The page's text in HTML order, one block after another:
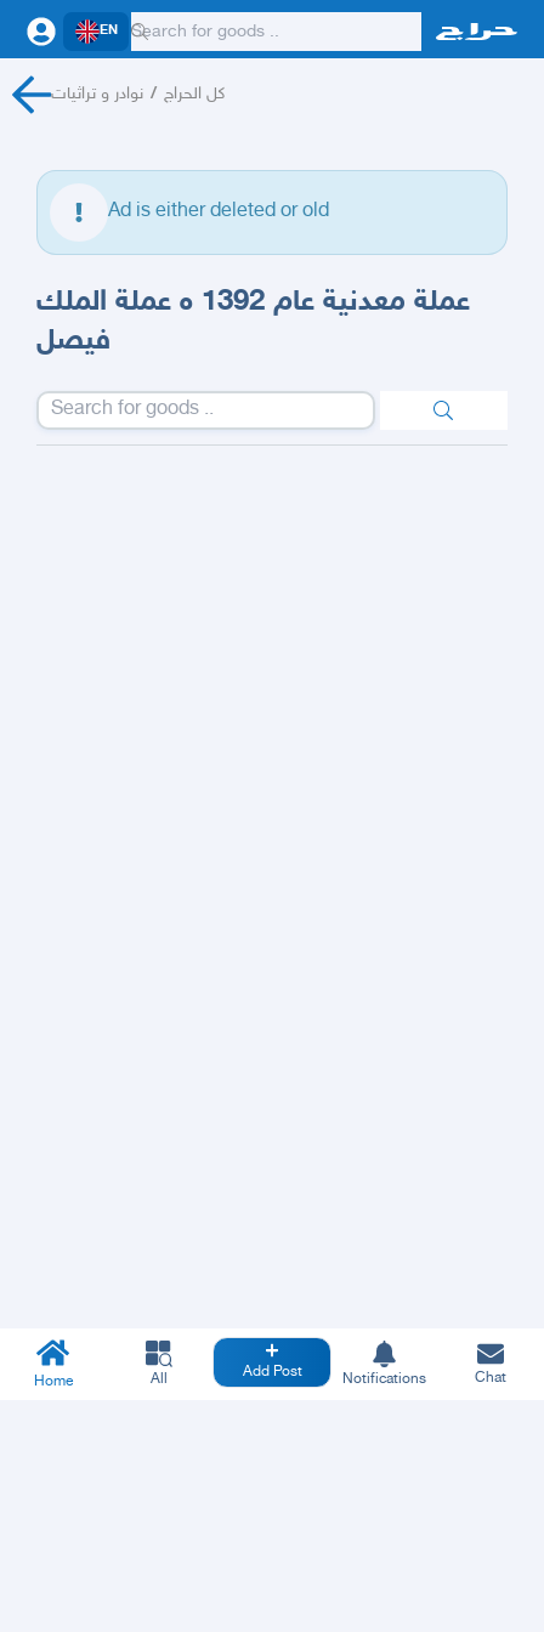
EN
نوادر و تراثيات / كل الحراج
Ad is either deleted or old
عملة معدنية عام 1392 ه عملة الملك
فيصل
Home All Add Post Notifications Chat